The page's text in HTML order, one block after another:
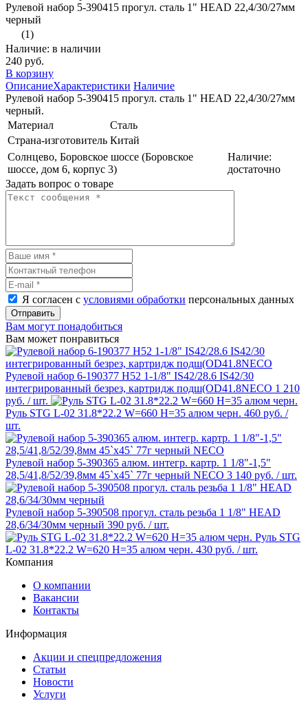
Рулевой набор 5-390415 прогул. сталь 1" HEAD 22,4/30/27мм
черный
(1)
Наличие: в наличии
240 руб.
В корзину
ОписаниеХарактеристики Наличие
Рулевой набор 5-390415 прогул. сталь 1" HEAD 22,4/30/27мм
черный.
Материал
Сталь
Страна-изготовитель Китай
Солнцево, Боровское шоссе (Боровское
шоссе, дом 6, корпус 3)
Наличие:
достаточно
Задать вопрос о товаре
Я согласен с условиями обработки персональных данных
Отправить
Вам могут понадобиться
Вам может понравиться
Рулевой набор 6-190377 H52 1-1/8" IS42/28.6 IS42/30
интегрированный безрез, картридж подш(OD41.8NECO 1 210
руб. / шт.
Руль STG L-02 31.8*22.2 W=660 H=35 алюм черн. 460 руб. /
шт.
Рулевой набор 5-390365 алюм. интегр. картр. 1 1/8"-1,5"
28,5/41,8/52/39,8мм 45`x45` 77г черный NECO 3 140 руб. / шт.
Рулевой набор 5-390508 прогул. сталь резьба 1 1/8" HEAD
28,6/34/30мм черный 390 руб. / шт.
Руль STG
L-02 31.8*22.2 W=620 H=35 алюм черн. 430 руб. / шт.
Компания
О компании
Вакансии
Контакты
Информация
Акции и спецпредложения
Статьи
Новости
Услуги